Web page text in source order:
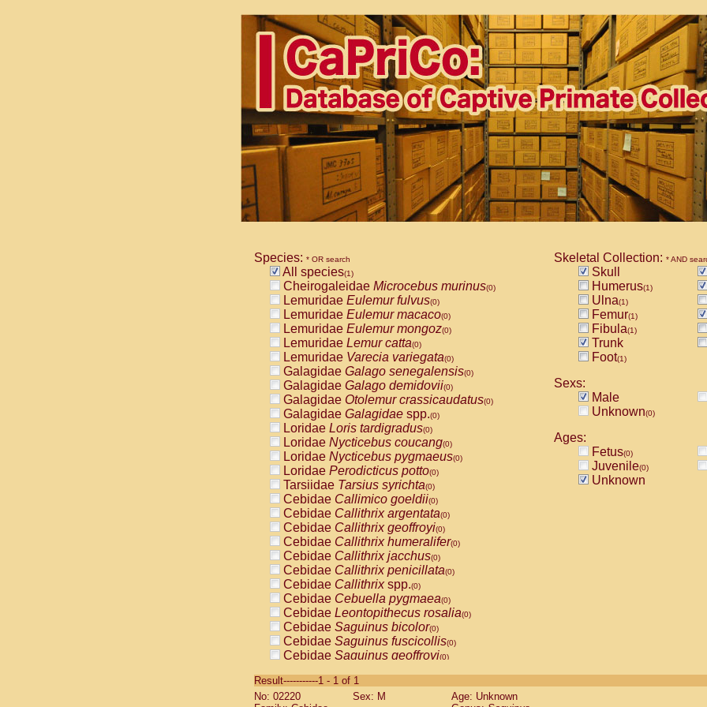
Species: * OR search
All species(1)
Cheirogaleidae Microcebus murinus(0)
Lemuridae Eulemur fulvus(0)
Lemuridae Eulemur macaco(0)
Lemuridae Eulemur mongoz(0)
Lemuridae Lemur catta(0)
Lemuridae Varecia variegata(0)
Galagidae Galago senegalensis(0)
Galagidae Galago demidovii(0)
Galagidae Otolemur crassicaudatus(0)
Galagidae Galagidae spp.(0)
Loridae Loris tardigradus(0)
Loridae Nycticebus coucang(0)
Loridae Nycticebus pygmaeus(0)
Loridae Perodicticus potto(0)
Tarsiidae Tarsius syrichta(0)
Cebidae Callimico goeldii(0)
Cebidae Callithrix argentata(0)
Cebidae Callithrix geoffroyi(0)
Cebidae Callithrix humeralifer(0)
Cebidae Callithrix jacchus(0)
Cebidae Callithrix penicillata(0)
Cebidae Callithrixspp.(0)
Cebidae Cebuella pygmaea(0)
Cebidae Leontopithecus rosalia(0)
Cebidae Saguinus bicolor(0)
Cebidae Saguinus fuscicollis(0)
Cebidae Saguinus geoffroyi(0)
CebidaeSaguinus labiatus(0)
Cebidae Saguinus leucopus (0)
Skeletal Collection: * AND
Skull
Humerus(1)
Ulna(1)
Femur(1)
Fibula(1)
Trunk
Foot(1)
Sexs:
Male
Unknown(0)
Ages:
Fetus(0)
Juvenile(0)
Unknown
Result-----------1 - 1 of 1
No: 02220
Sex: M
Age: Unknown